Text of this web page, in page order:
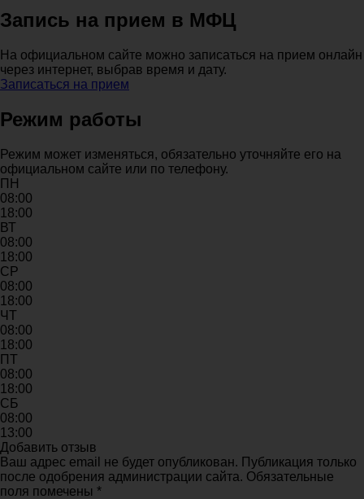
Запись на прием в МФЦ
На официальном сайте можно записаться на прием онлайн
через интернет, выбрав время и дату.
Записаться на прием
Режим работы
Режим может изменяться, обязательно уточняйте его на
официальном сайте или по телефону.
ПН
08:00
18:00
ВТ
08:00
18:00
СР
08:00
18:00
ЧТ
08:00
18:00
ПТ
08:00
18:00
СБ
08:00
13:00
Добавить отзыв
Ваш адрес email не будет опубликован. Публикация только
после одобрения администрации сайта. Обязательные
поля помечены *